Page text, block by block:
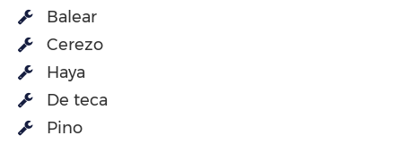
Balear
Cerezo
Haya
De teca
Pino